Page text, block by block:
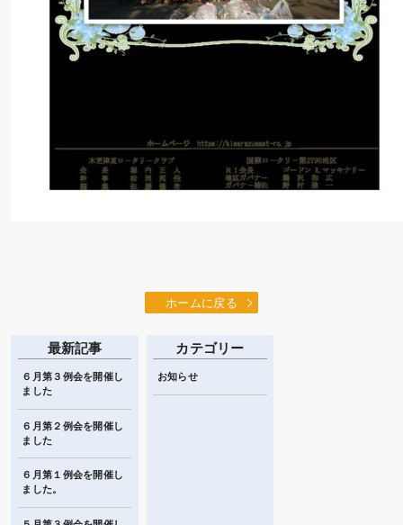
ホームに戻る
最新記事
６月第３例会を開催し
ました
６月第２例会を開催し
ました
６月第１例会を開催し
ました。
カテゴリー
お知らせ